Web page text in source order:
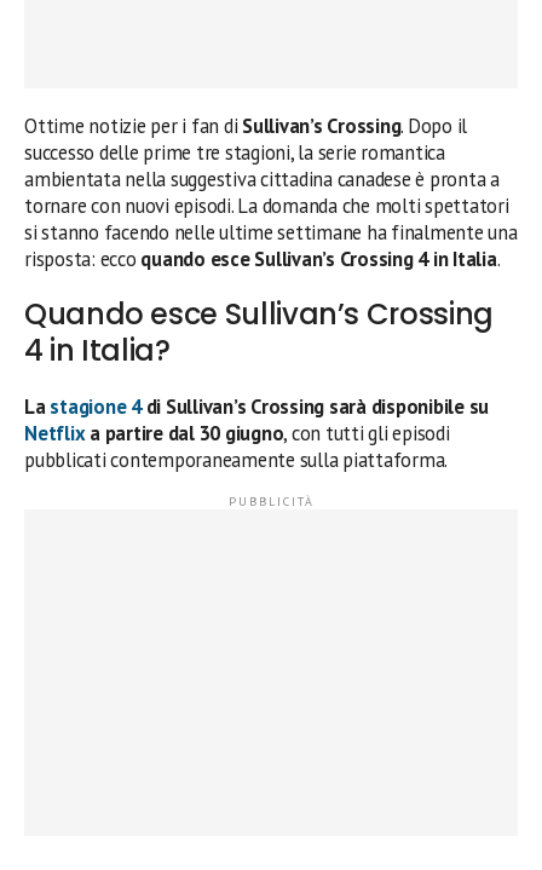
Ottime notizie per i fan di Sullivan’s Crossing. Dopo il
successo delle prime tre stagioni, la serie romantica
ambientata nella suggestiva cittadina canadese è pronta a
tornare con nuovi episodi. La domanda che molti spettatori
si stanno facendo nelle ultime settimane ha finalmente una
risposta: ecco quando esce Sullivan’s Crossing 4 in Italia.
Quando esce Sullivan’s Crossing
4 in Italia?
Lastagione 4di Sullivan’s Crossing sarà disponibile su
Netflixa partire dal 30 giugno, con tutti gli episodi
pubblicati contemporaneamente sulla piattaforma.